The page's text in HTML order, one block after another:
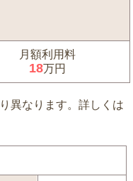
月額利用料
18万円
異なります。詳しくは